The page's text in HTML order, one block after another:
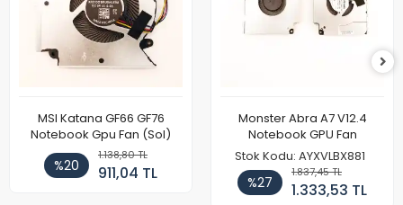
MSI Katana GF66 GF76
Notebook Gpu Fan (Sol)
%20
1.138,80 TL
911,04 TL
Monster Abra A7 V12.4
Notebook GPU Fan
Stok Kodu: AYXVLBX881
%27
1.837,45 TL
1.333,53 TL